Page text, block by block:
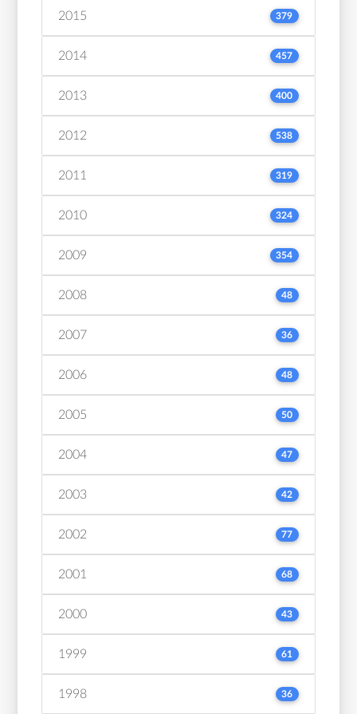
2015 379
2014 457
2013 400
2012 538
2011 319
2010 324
2009 354
2008 48
2007 36
2006 48
2005 50
2004 47
2003 42
2002 77
2001 68
2000 43
1999 61
1998 36